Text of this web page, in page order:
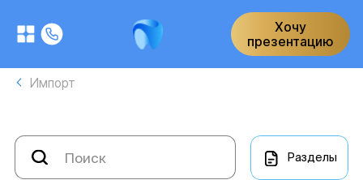
Хочу
презентацию
Импорт
Разделы